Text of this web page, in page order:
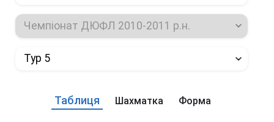
Чемпіонат ДЮФЛ 2010-2011 р.н.
Тур 5
Таблиця Шахматка Форма